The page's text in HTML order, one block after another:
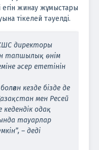
егін жинау жұмыстары
тікелей тәуелді.
директоры
тапшылық өнім
әсер ететінін
кезде бізде де
мен Ресей
одақ
тауарлар
– деді